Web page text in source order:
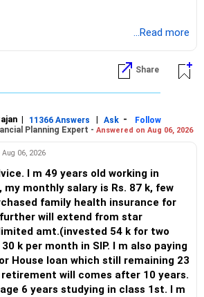
...Read more
Share
| 11366 Answers | Ask -
Follow
Planning Expert - Answered on Aug 06, 2026
Aug 06, 2026
I m 49 years old working in
monthly salary is Rs. 87 k, few
family health insurance for
will extend from star
amt.(invested 54 k for two
k per month in SIP. I m also paying
House loan which still remaining 23
will comes after 10 years.
6 years studying in class 1st. I m